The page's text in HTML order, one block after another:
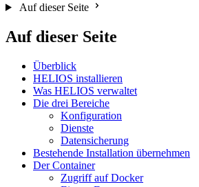
Auf dieser Seite
Auf dieser Seite
Überblick
HELIOS installieren
Was HELIOS verwaltet
Die drei Bereiche
Konfiguration
Dienste
Datensicherung
Bestehende Installation übernehmen
Der Container
Zugriff auf Docker